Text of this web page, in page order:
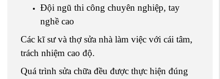
Đội ngũ thi công chuyên nghiệp, tay
nghề cao
Các kĩ sư và thợ sửa nhà làm việc với cái tâm,
trách nhiệm cao độ.
Quá trình sửa chữa đều được thực hiện đúng